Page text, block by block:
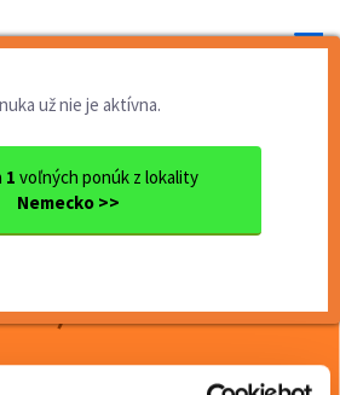
už nie je aktívna.
1 voľných ponúk z lokality
Nemecko >>
Le...
pro malého Leviho